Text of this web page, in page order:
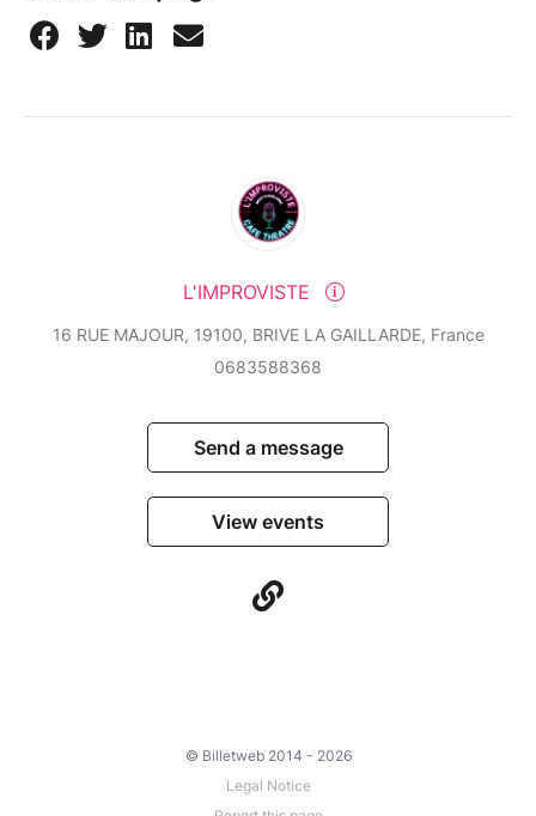
L'IMPROVISTE
16 RUE MAJOUR, 19100, BRIVE LA GAILLARDE, France
0683588368
Send a message
View events
© Billetweb 2014 - 2026
Legal Notice